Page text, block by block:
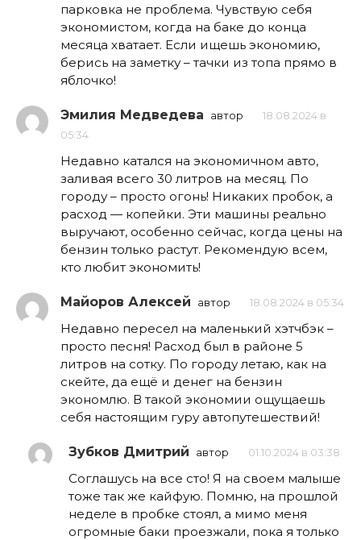
парковка не проблема. Чувствую себя
экономистом, когда на баке до конца
месяца хватает. Если ищешь экономию,
берись на заметку – тачки из топа прямо в
яблочко!
Эмилия Медведева автор
18.08.2024 в
05:34
Недавно катался на экономичном авто,
заливая всего 30 литров на месяц. По
городу – просто огонь! Никаких пробок, а
расход — копейки. Эти машины реально
выручают, особенно сейчас, когда цены на
бензин только растут. Рекомендую всем,
кто любит экономить!
Майоров Алексей автор 18.08.2024 в 05:34
Недавно пересел на маленький хэтчбэк –
просто песня! Расход был в районе 5
литров на сотку. По городу летаю, как на
скейте, да ещё и денег на бензин
экономлю. В такой экономии ощущаешь
себя настоящим гуру автопутешествий!
Зубков Дмитрий автор 01.10.2024 в 03:38
Соглашусь на все сто! Я на своем малыше
тоже так же кайфую. Помню, на прошлой
неделе в пробке стоял, а мимо меня
огромные баки проезжали, пока я только